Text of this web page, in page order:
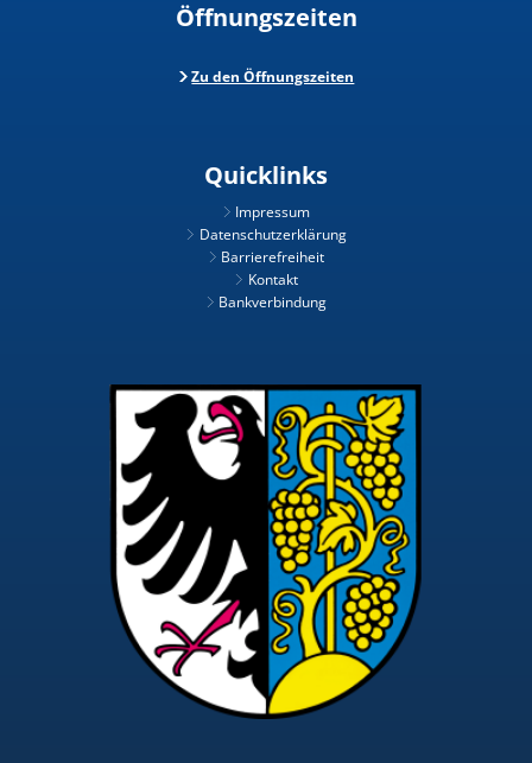
Öffnungszeiten
Zu den Öffnungszeiten
Quicklinks
Impressum
Datenschutzerklärung
Barrierefreiheit
Kontakt
Bankverbindung